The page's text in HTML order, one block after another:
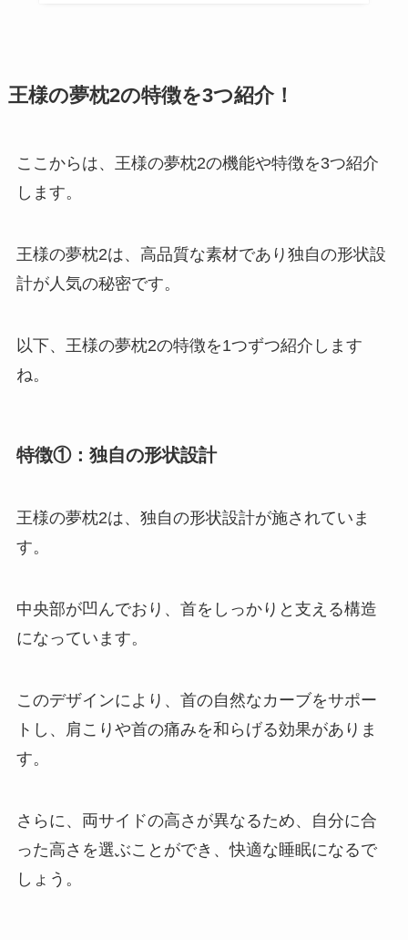
王様の夢枕2の特徴を3つ紹介！
ここからは、王様の夢枕2の機能や特徴を3つ紹介
します。
王様の夢枕2は、高品質な素材であり独自の形状設
計が人気の秘密です。
以下、王様の夢枕2の特徴を1つずつ紹介します
ね。
特徴①：独自の形状設計
王様の夢枕2は、独自の形状設計が施されていま
す。
中央部が凹んでおり、 首をしっかりと支える構造
になっています。
このデザインにより、首の自然なカーブをサポー
トし、肩こりや首の痛みを和らげる効果がありま
す。
さらに、両サイドの高さが異なるため、自分に合
った高さを選ぶことができ、快適な睡眠になるで
しょう。